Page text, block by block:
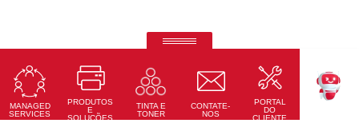
MANAGED
SERVICES
PRODUTOS
E
SOLUÇÕES
TINTA E
TONER
CONTATE-
NOS
PORTAL
DO
CLIENTE
RICOH Pro Z75
Impressora Digital a Jato de Tinta Alimentada por Folhas
Saiba Mais